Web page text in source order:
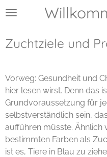
Zum
Zuchtziele und
Vorweg: Gesundheit und
hier lesen wirst. Denn das
Grundvoraussetzung für
selbstverständlich sein,
aufführen müsste. Ähnlich
bestimmten Farben als
ist es, Tiere in Blau zu